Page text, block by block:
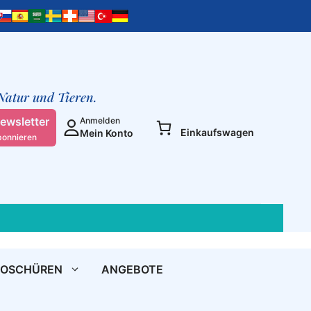
und Tieren.
Anmelden
Mein Konto Einkaufswagen
ANGEBOTE